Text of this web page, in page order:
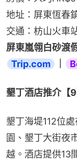
地址：屏東恆春
交通：枋山火車
屏東嵐翎白砂渡
Trip.com
墾丁酒店推介【9
墾丁海堤112位
園、墾丁大街夜
越。酒店提供13